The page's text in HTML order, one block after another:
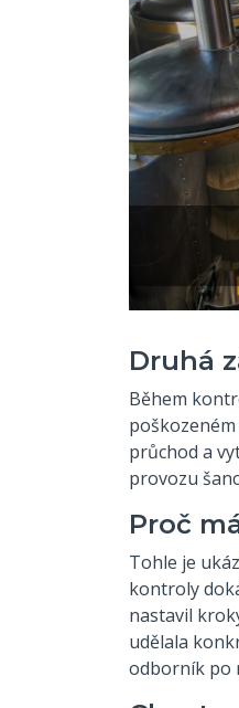
Druhá
Během
průchod a
provozu
Proč
Tohle je
kontroly
nastavil
udělala
odborník po